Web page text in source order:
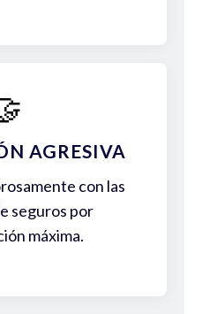
AGRESIVA
con las
seguros por
máxima.